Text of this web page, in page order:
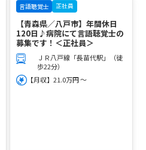
言語聴覚士 正社員
【青森県／八戸市】年間休日
120日♪病院にて言語聴覚士の
募集です！＜正社員＞
ＪＲ八戸線「長苗代駅」（徒
歩22分）
【月収】21.0万円 ～